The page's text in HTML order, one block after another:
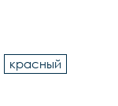
красный